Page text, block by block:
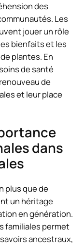
des
Les
jouer un rôle
bienfaits et les
plantes. En
de santé
de
et leur place
dans
plus que de
un héritage
en génération.
familiales permet
ancestraux,